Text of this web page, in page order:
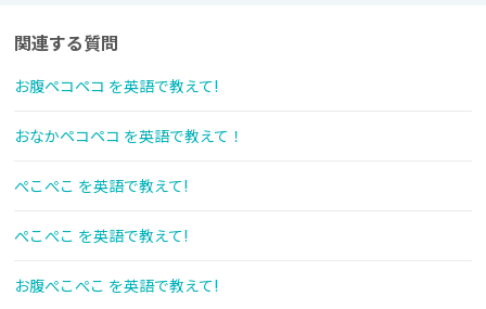
関連する質問
お腹ペコペコ を英語で教えて!
おなかペコペコ を英語で教えて！
ぺこぺこ を英語で教えて!
ぺこぺこ を英語で教えて!
お腹ぺこぺこ を英語で教えて!